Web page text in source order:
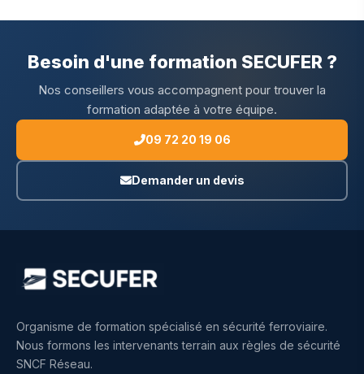
Besoin d'une formation SECUFER ?
Nos conseillers vous accompagnent pour trouver la
formation adaptée à votre équipe.
09 72 20 19 06
Demander un devis
Organisme de formation spécialisé en sécurité ferroviaire.
Nous formons les intervenants terrain aux règles de sécurité
SNCF Réseau.